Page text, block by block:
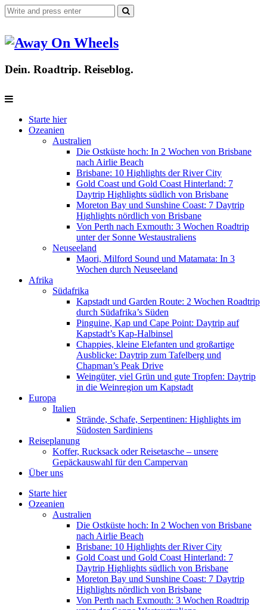
Dein. Roadtrip. Reiseblog.
Starte hier
Ozeanien
Australien
Die Ostküste hoch: In 2 Wochen von Brisbane
nach Airlie Beach
Brisbane: 10 Highlights der River City
Gold Coast und Gold Coast Hinterland: 7
Daytrip Highlights südlich von Brisbane
Moreton Bay und Sunshine Coast: 7 Daytrip
Highlights nördlich von Brisbane
Von Perth nach Exmouth: 3 Wochen Roadtrip
unter der Sonne Westaustraliens
Neuseeland
Maori, Milford Sound und Matamata: In 3
Wochen durch Neuseeland
Afrika
Südafrika
Kapstadt und Garden Route: 2 Wochen Roadtrip
durch Südafrika’s Süden
Pinguine, Kap und Cape Point: Daytrip auf
Kapstadt’s Kap-Halbinsel
Chappies, kleine Elefanten und großartige
Ausblicke: Daytrip zum Tafelberg und
Chapman’s Peak Drive
Weingüter, viel Grün und gute Tropfen: Daytrip
in die Weinregion um Kapstadt
Europa
Italien
Strände, Schafe, Serpentinen: Highlights im
Südosten Sardiniens
Reiseplanung
Koffer, Rucksack oder Reisetasche – unsere
Gepäckauswahl für den Campervan
Über uns
Starte hier
Ozeanien
Australien
Die Ostküste hoch: In 2 Wochen von Brisbane
nach Airlie Beach
Brisbane: 10 Highlights der River City
Gold Coast und Gold Coast Hinterland: 7
Daytrip Highlights südlich von Brisbane
Moreton Bay und Sunshine Coast: 7 Daytrip
Highlights nördlich von Brisbane
Von Perth nach Exmouth: 3 Wochen Roadtrip